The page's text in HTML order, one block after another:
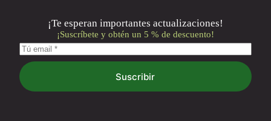
¡Te esperan importantes actualizaciones!
¡Suscríbete y obtén un 5 % de descuento!
Suscribir